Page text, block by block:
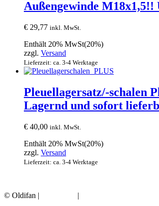
Außengewinde M18x1,5!!
€ 29,77 inkl. MwSt.
Enthält 20% MwSt(20%)
zzgl. Versand
Lieferzeit: ca. 3-4 Werktage
Pleuellagersatz/-schalen
Lagernd und sofort
€ 40,00 inkl. MwSt.
Enthält 20% MwSt(20%)
zzgl. Versand
Lieferzeit: ca. 3-4 Werktage
© Oldifan | |